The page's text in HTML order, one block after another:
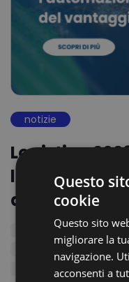
notizie
Logistica
del
Questo
cookie
Questo sito
migliorare la
navigazione.
acconsenti a